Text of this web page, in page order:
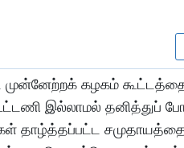
கழகம்
இல்லாமல் தனித்துப்
தாழ்த்தப்பட்ட